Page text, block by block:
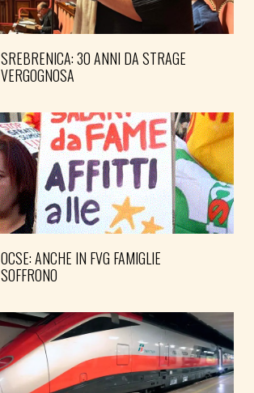
SREBRENICA: 30 ANNI DA STRAGE
VERGOGNOSA
OCSE: ANCHE IN FVG FAMIGLIE
SOFFRONO